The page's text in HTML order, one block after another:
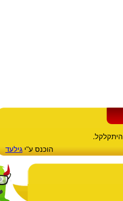
הוכנס ע"י גילעד